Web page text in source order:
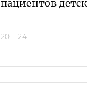
пациентов
20.11.24